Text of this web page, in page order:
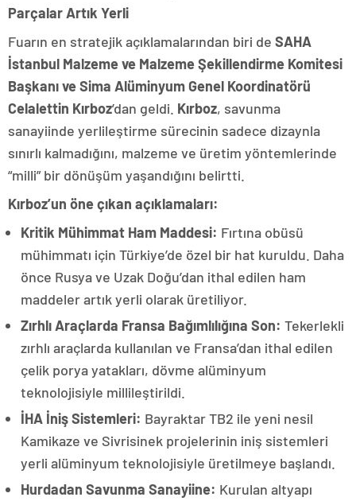
Parçalar Artık Yerli
Fuarın en stratejik açıklamalarından biri de SAHA
İstanbul Malzeme ve Malzeme Şekillendirme Komitesi
Başkanı ve Sima Alüminyum Genel Koordinatörü
Celalettin Kırboz’dan geldi. Kırboz, savunma
sanayiinde yerlileştirme sürecinin sadece dizaynla
sınırlı kalmadığını, malzeme ve üretim yöntemlerinde
“milli” bir dönüşüm yaşandığını belirtti.
Kırboz’un öne çıkan açıklamaları:
Kritik Mühimmat Ham Maddesi: Fırtına obüsü
mühimmatı için Türkiye’de özel bir hat kuruldu. Daha
önce Rusya ve Uzak Doğu’dan ithal edilen ham
maddeler artık yerli olarak üretiliyor.
Zırhlı Araçlarda Fransa Bağımlılığına Son: Tekerlekli
zırhlı araçlarda kullanılan ve Fransa’dan ithal edilen
çelik porya yatakları, dövme alüminyum
teknolojisiyle millileştirildi.
İHA İniş Sistemleri: Bayraktar TB2 ile yeni nesil
Kamikaze ve Sivrisinek projelerinin iniş sistemleri
yerli alüminyum teknolojisiyle üretilmeye başlandı.
Hurdadan Savunma Sanayiine: Kurulan altyapı